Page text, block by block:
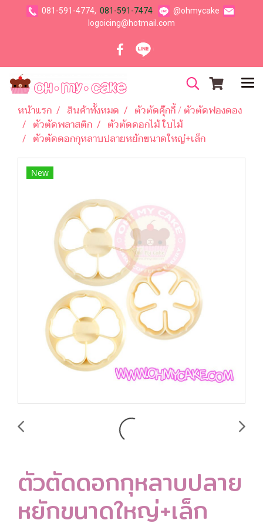
081-591-4774, 081-591-7474
@ohmycake
logoicing@hotmail.com
หน้าแรก สินค้าทั้งหมด
ตัวตัดคุ๊กกี้ / ตัวตัดฟองดอง
ตัวตัดพลาสติก
ตัวตัดดอกไม้ ใบไม้
ตัวตัดดอกกุหลาบปลายหยักขนาดใหญ่+เล็ก
New
ตัวตัดดอกกุหลาบปลาย
หยักขนาดใหญ่+เล็ก